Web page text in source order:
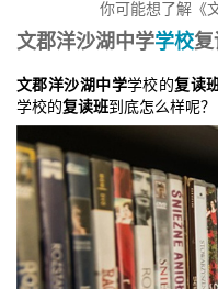
你可能想了解《
文郡洋沙湖中学学校复
文郡洋沙湖中学学校的复读
学校的复读班到底怎么样呢？